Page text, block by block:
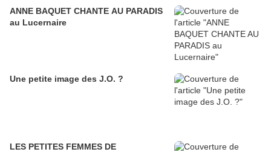
ANNE BAQUET CHANTE AU PARADIS
au Lucernaire
Une petite image des J.O. ?
LES PETITES FEMMES DE